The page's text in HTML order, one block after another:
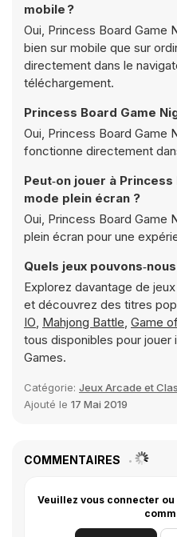
mobile ?
Oui, Princess Board Game
bien sur mobile que sur
directement dans le
téléchargement.
Princess Board Game
Oui, Princess Board Game
fonctionne directement
Peut‑on jouer à
mode plein écran ?
Oui, Princess Board Game
plein écran pour une
Quels jeux
Explorez davantage de
et découvrez des titres
IO, Mahjong Battle, Game
tous disponibles pour jouer
Games.
Catégorie: Jeux Arcade et
Ajouté le 17 Mai 2019
COMMENTAIRES
Veuillez vous connecter